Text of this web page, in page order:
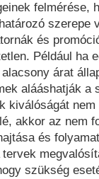
felmérése,
szerepe
és
Például ha
árat
alááshatják a
kiválóságát
akkor az nem
és
szükség